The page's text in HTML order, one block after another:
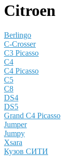
Citroen
Berlingo
C-Crosser
C3 Picasso
C4
C4 Picasso
C5
C8
DS4
DS5
Grand C4 Picasso
Jumper
Jumpy
Xsara
Кузов СИТИ